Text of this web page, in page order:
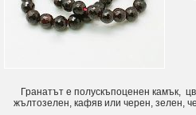
Гранатът е полускъпоценен камък,
жълтозелен, кафяв или черен, зелен,